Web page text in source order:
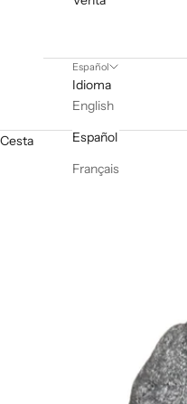
Español
Idioma
English
Español
Français
Cesta